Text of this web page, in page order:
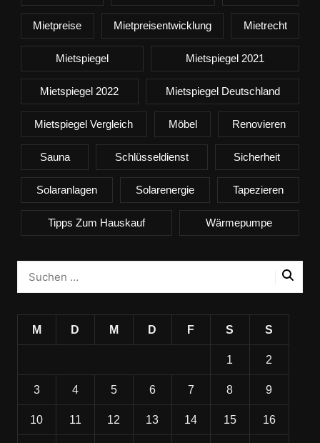
Mietpreise Mietpreisentwicklung Mietrecht
Mietspiegel Mietspiegel 2021
Mietspiegel 2022 Mietspiegel Deutschland
Mietspiegel Vergleich Möbel Renovieren
Sauna Schlüsseldienst Sicherheit
Solaranlagen Solarenergie Tapezieren
Tipps Zum Hauskauf Wärmepumpe
M D M D F S S
1 2
3 4 5 6 7 8 9
10 11 12 13 14 15 16